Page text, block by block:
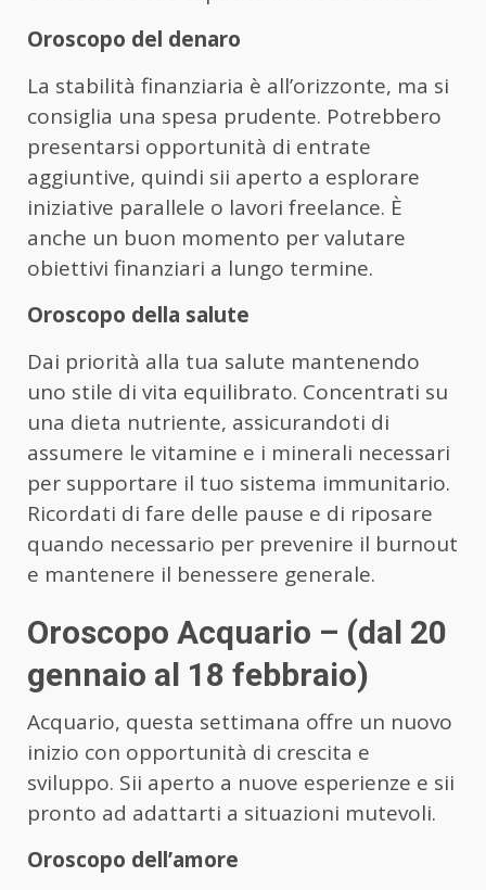
Oroscopo del denaro
La stabilità finanziaria è all’orizzonte, ma si
consiglia una spesa prudente. Potrebbero
presentarsi opportunità di entrate
aggiuntive, quindi sii aperto a esplorare
iniziative parallele o lavori freelance. È
anche un buon momento per valutare
obiettivi finanziari a lungo termine.
Oroscopo della salute
Dai priorità alla tua salute mantenendo
uno stile di vita equilibrato. Concentrati su
una dieta nutriente, assicurandoti di
assumere le vitamine e i minerali necessari
per supportare il tuo sistema immunitario.
Ricordati di fare delle pause e di riposare
quando necessario per prevenire il burnout
e mantenere il benessere generale.
Oroscopo Acquario – (dal 20
gennaio al 18 febbraio)
Acquario, questa settimana offre un nuovo
inizio con opportunità di crescita e
sviluppo. Sii aperto a nuove esperienze e sii
pronto ad adattarti a situazioni mutevoli.
Oroscopo dell’amore